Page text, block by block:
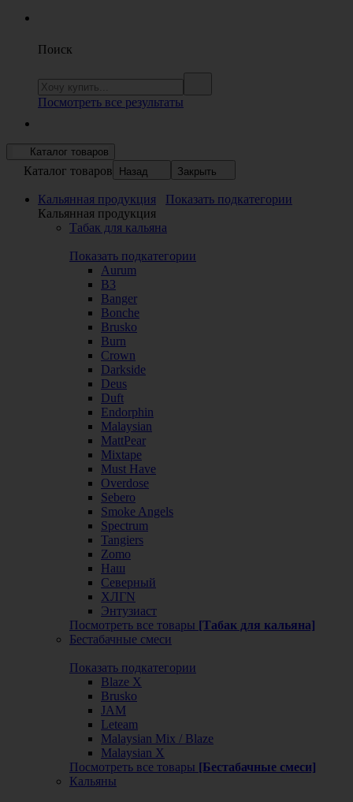
Поиск
Посмотреть все результаты
Каталог товаров
Каталог товаров Назад Закрыть
Кальянная продукция
Показать подкатегории
Кальянная продукция
Табак для кальяна
Показать подкатегории
Aurum
B3
Banger
Bonche
Brusko
Burn
Crown
Darkside
Deus
Duft
Endorphin
Malaysian
MattPear
Mixtape
Must Have
Overdose
Sebero
Smoke Angels
Spectrum
Tangiers
Zomo
Наш
Северный
ХЛГN
Энтузиаст
Посмотреть все товары [Табак для кальяна]
Бестабачные смеси
Показать подкатегории
Blaze X
Brusko
JAM
Leteam
Malaysian Mix / Blaze
Malaysian X
Посмотреть все товары [Бестабачные смеси]
Кальяны